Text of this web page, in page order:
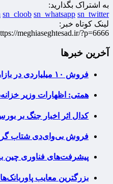
به اشتراک بگذارید:
sn_cloob sn_whatsapp sn_twitter
لینک کوتاه خبر:
meghiaseghtesad.ir/?p=6666
آخرین خبرها
فروش ۱۰ میلیاردی در بازارهای شبانه‌روزی صنایع‌دستی
همتی: اظهارات وزیر
کدال اثر اخبار جنگ بر
فروش بی‌وای‌دی شتاب
پیشرفت‌های فناوری چین
بزرگترین معایب